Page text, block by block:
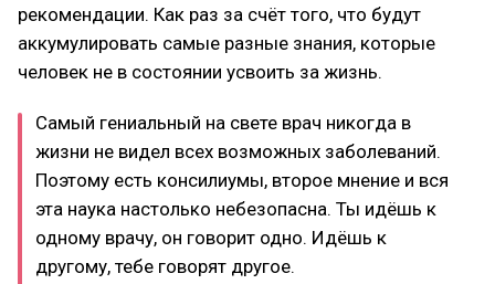
рекомендации. Как раз за счёт того, что будут
аккумулировать самые разные знания, которые
человек не в состоянии усвоить за жизнь.
Самый гениальный на свете врач никогда в
жизни не видел всех возможных заболеваний.
Поэтому есть консилиумы, второе мнение и вся
эта наука настолько небезопасна. Ты идёшь к
одному врачу, он говорит одно. Идёшь к
другому, тебе говорят другое.